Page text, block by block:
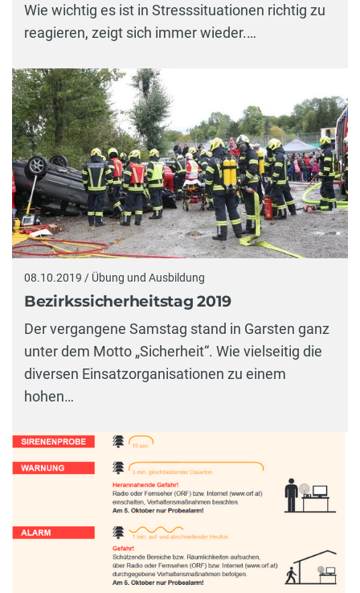
Wie wichtig es ist in Stresssituationen richtig zu
reagieren, zeigt sich immer wieder.…
08.10.2019 / Übung und Ausbildung
Bezirkssicherheitstag 2019
Der vergangene Samstag stand in Garsten ganz
unter dem Motto „Sicherheit“. Wie vielseitig die
diversen Einsatzorganisationen zu einem
hohen…